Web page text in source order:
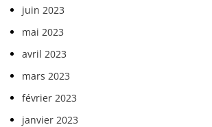
juin 2023
mai 2023
avril 2023
mars 2023
février 2023
janvier 2023